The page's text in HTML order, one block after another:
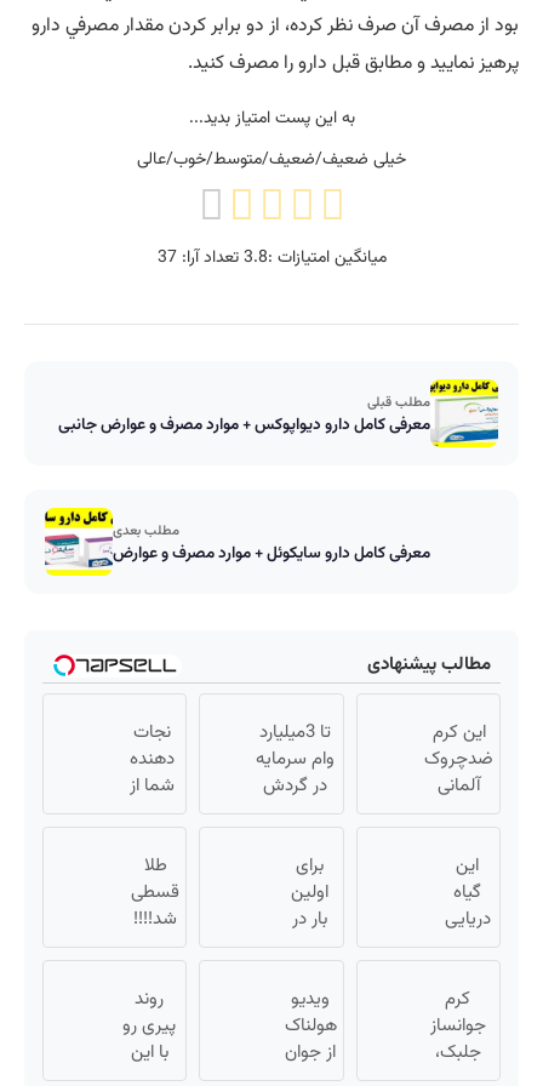
بود از مصرف آن صرف نظر كرده، از دو برابر كردن مقدار مصرفي دارو
پرهيز نماييد و مطابق قبل دارو را مصرف كنيد.
به این پست امتیاز بدید...
خیلی ضعیف/ضعیف/متوسط/خوب/عالی
میانگین امتیازات :3.8تعداد آرا:37
مطلب قبلی
معرفی کامل دارو دیواپوکس + موارد مصرف و عوارض جانبی
مطلب بعدی
معرفی کامل دارو سایکوئل + موارد مصرف و عوارض
مطالب پیشنهادی
این کرم
ضدچروک
آلمانی
شمارو از
بی نیاز
میکنه.
(تخفیف
تا امشب)
تا 3میلیارد
وام سرمایه
در گردش
فروشندگان
فروشگاهت
رو ثبت کن
نجات
دهنده
شما از
پیری!
جوانساز
جلبک50%تخفیف
این
گیاه
دریایی
پوستت
طوری
صاف
میکنه
انگار
برای
اولین
بار در
ایران
این
دکتر
کرم
ترمیم
طلا
قسطی
شد!!!!
💰🔥
کرم
جوانساز
جلبک،
هدیه
ویدیو
هولناک
از جوان
کارتن
روند
پیری رو
با این
روش